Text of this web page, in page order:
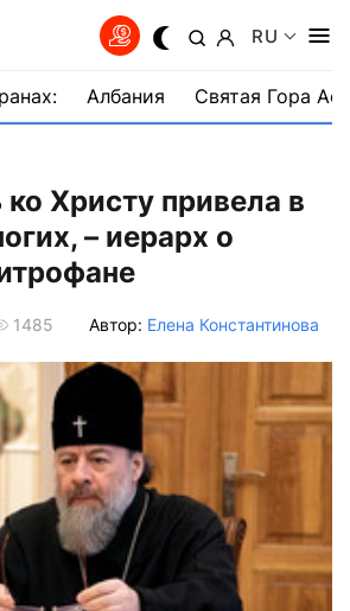
RU
Албания Святая Гора
Христу привела в
– иерарх о
1485 Автор: Елена Константинова